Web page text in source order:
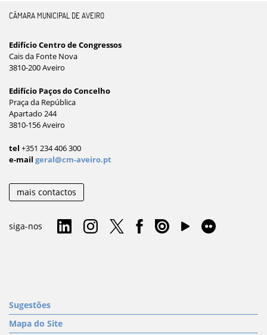
CÂMARA MUNICIPAL DE AVEIRO
Edifício Centro de Congressos
Cais da Fonte Nova
3810-200 Aveiro
Edifício Paços do Concelho
Praça da República
Apartado 244
3810-156 Aveiro
tel +351 234 406 300
e-mail geral@cm-aveiro.pt
mais contactos
siga-nos
Sugestões
Mapa do Site